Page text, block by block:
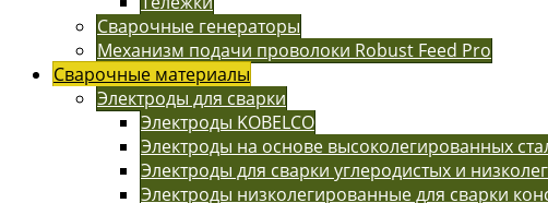
Сварочные генераторы
Механизм подачи проволоки Robust Feed Pro
Сварочные материалы
Электроды для сварки
Электроды KOBELCO
Электроды на основе высоколегированных
Электроды для сварки углеродистых и
Электроды низколегированные для сварки